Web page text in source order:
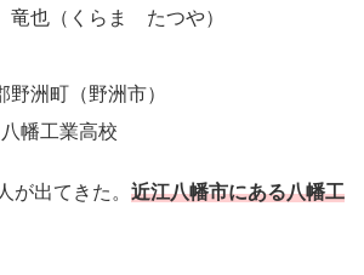
也（くらま たつや）
野洲町（野洲市）
幡工業高校
が出てきた。 近江八幡市にある八幡工